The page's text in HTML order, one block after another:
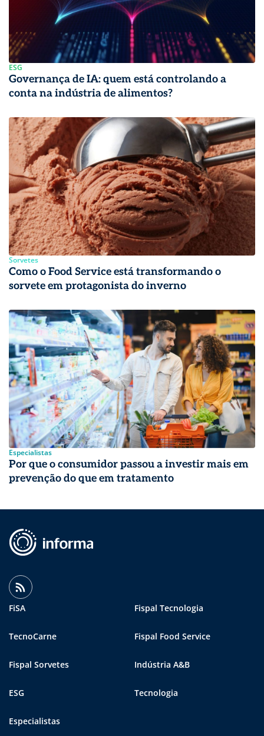
ESG
Governança de IA: quem está controlando a
conta na indústria de alimentos?
Sorvetes
Como o Food Service está transformando o
sorvete em protagonista do inverno
Especialistas
Por que o consumidor passou a investir mais em
prevenção do que em tratamento
FiSA Fispal Tecnologia
TecnoCarne Fispal Food Service
Fispal Sorvetes Indústria A&B
ESG Tecnologia
Especialistas